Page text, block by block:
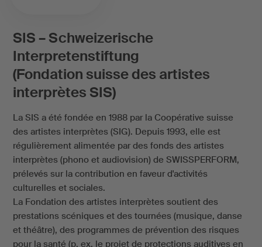
SIS – Schweizerische
Interpretenstiftung
(Fondation suisse des artistes
interprètes SIS)
La SIS a été fondée en 1988 par la Coopérative suisse
des artistes interprètes (SIG). Depuis 1993, elle est
régulièrement alimentée par des fonds des artistes
interprètes (phono et audiovision) de SWISSPERFORM,
prélevés sur la contribution en faveur d'activités
culturelles et sociales.
La Fondation des artistes interprètes soutient des
prestations scéniques et des tournées (musique, danse
et théâtre), des programmes de prévention des risques
pour la santé (p. ex. le projet de protections auditives en